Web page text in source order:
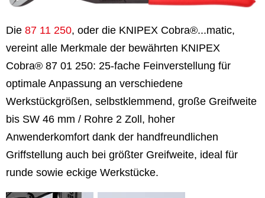
Die 87 11 250, oder die KNIPEX Cobra®...matic,
vereint alle Merkmale der bewährten KNIPEX
Cobra® 87 01 250: 25-fache Feinverstellung für
optimale Anpassung an verschiedene
Werkstückgrößen, selbstklemmend, große Greifweite
bis SW 46 mm / Rohre 2 Zoll, hoher
Anwenderkomfort dank der handfreundlichen
Griffstellung auch bei größter Greifweite, ideal für
runde sowie eckige Werkstücke.